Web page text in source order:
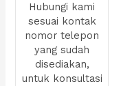
Hubungi kami
sesuai kontak
nomor telepon
yang sudah
disediakan,
untuk konsultasi